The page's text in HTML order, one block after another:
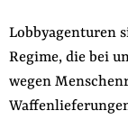
Lobbyagenturen
Regime, die bei
wegen